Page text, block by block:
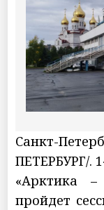
Санкт-
ПЕТЕРБУРГ/.
«Арктика –
пройдет